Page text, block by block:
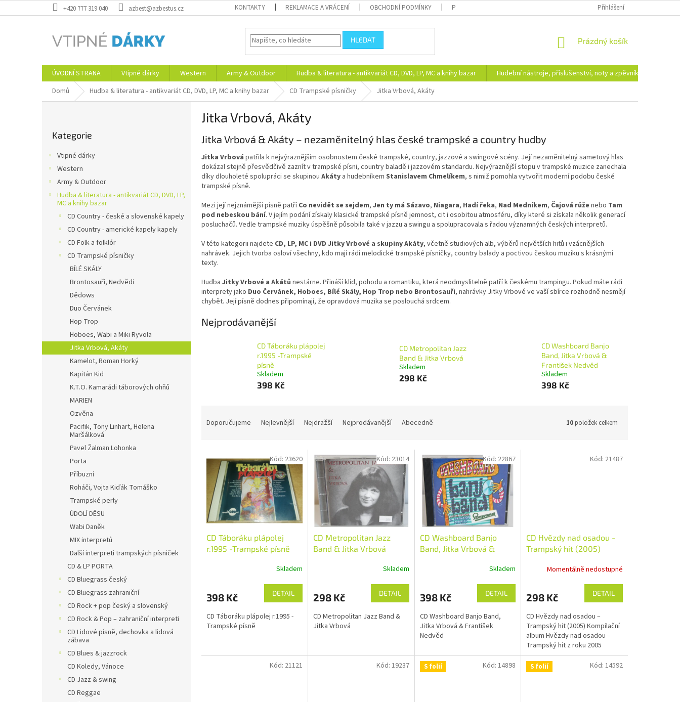
na
+420 777 319 040 azbest@azbestus.cz KONTAKTY REKLAMACE A VRÁCENÍ OBCHODNÍ PODMÍNKY PODMÍNKY OCHRANY OSOBNÍCH ÚDAJŮ DOPRAVA A PLATBA
Přihlášení
HLEDAT
NÁKUPNÍ
Prázdný košík
ÚVODNÍ STRANA Vtipné dárky Western Army & Outdoor Hudba & literatura - antikvariát CD, DVD, LP, MC a knihy bazar Hudební nástroje, příslušenství, noty a zpěvníky
Domů
Hudba & literatura - antikvariát CD, DVD, LP, MC a knihy bazar CD Trampské písničky Jitka Vrbová, Akáty
kategorie
Kategorie
Vtipné dárky
Western
Army & Outdoor
Hudba & literatura - antikvariát CD, DVD, LP,
MC a knihy bazar
CD Country - české a slovenské kapely
CD Country - americké kapely kapely
CD Folk a folklór
CD Trampské písničky
BÍLÉ SKÁLY
Brontosauři, Nedvědi
Dědows
Duo Červánek
Hop Trop
Hoboes, Wabi a Miki Ryvola
Jitka Vrbová, Akáty
Kamelot, Roman Horký
Kapitán Kid
K.T.O. Kamarádi táborových ohňů
MARIEN
Ozvěna
Pacifik, Tony Linhart, Helena
Maršálková
Pavel Žalman Lohonka
Porta
Příbuzní
Roháči, Vojta Kiďák Tomáško
Trampské perly
ÚDOLÍ DĚSU
Wabi Daněk
MIX interpretů
Další interpreti trampských písniček
CD & LP PORTA
CD Bluegrass český
CD Bluegrass zahraniční
CD Rock + pop český a slovenský
CD Rock & Pop – zahraniční interpreti
CD Lidové písně, dechovka a lidová
zábava
CD Blues & jazzrock
CD Koledy, Vánoce
CD Jazz & swing
CD Reggae
Jitka Vrbová, Akáty
Jitka Vrbová & Akáty – nezaměnitelný hlas české trampské a country hudby
Jitka Vrbová patřila k nejvýraznějším osobnostem české trampské, country, jazzové a swingové scény. Její nezaměnitelný sametový hlas
dokázal stejně přesvědčivě zaznít v trampské písni, country baladě i jazzovém standardu. Nejvýraznější stopu v trampské muzice zanechala
díky dlouholeté spolupráci se skupinou Akáty a hudebníkem Stanislavem Chmelíkem, s nimiž pomohla vytvořit moderní podobu české
trampské písně.
Mezi její nejznámější písně patříCo nevidět se sejdem, Jen ty má Sázavo, Niagara, Hadí řeka, Nad Medníkem, Čajová růže nebo Tam
pod nebeskou bání. V jejím podání získaly klasické trampské písně jemnost, cit i osobitou atmosféru, díky které si získala několik generací
posluchačů. Vedle trampské muziky úspěšně působila také v jazzu a swingu a spolupracovala s řadou významných českých interpretů.
V této kategorii najdete CD, LP, MC i DVD Jitky Vrbové a skupiny Akáty, včetně studiových alb, výběrů největších hitů i vzácnějších
nahrávek. Jejich tvorba osloví všechny, kdo mají rádi melodické trampské písničky, country balady a poctivou českou muziku s krásnými
texty.
Hudba Jitky Vrbové a Akátů nestárne. Přináší klid, pohodu a romantiku, která neodmyslitelně patří k českému trampingu. Pokud máte rádi
interprety jako Duo Červánek, Hoboes, Bílé Skály, Hop Trop nebo Brontosauři, nahrávky Jitky Vrbové ve vaší sbírce rozhodně nesmějí
chybět. Její písně dodnes připomínají, že opravdová muzika se poslouchá srdcem.
Nejprodávanější
CD Táboráku plápolej
r.1995 -Trampské
písně
Skladem
398 Kč
CD Metropolitan Jazz
Band & Jitka Vrbová
Skladem
298 Kč
CD Washboard Banjo
Band, Jitka Vrbová &
František Nedvěd
Skladem
398 Kč
n
p
Doporučujeme Nejlevnější Nejdražší Nejprodávanější Abecedně 10položek celkem
p
CD Táboráku plápolej
r.1995 -Trampské písně
Skladem
398 Kč DETAIL
CD Táboráku plápolej r.1995 -
Trampské písně
Kód: 23620
CD Metropolitan Jazz
Band & Jitka Vrbová
Skladem
298 Kč DETAIL
CD Metropolitan Jazz Band &
Jitka Vrbová
Kód: 23014
CD Washboard Banjo
Band, Jitka Vrbová &
Skladem
398 Kč DETAIL
CD Washboard Banjo Band,
Jitka Vrbová & František
Nedvěd
Kód: 22867
CD Hvězdy nad osadou -
Trampský hit (2005)
Momentálně nedostupné
298 Kč DETAIL
CD Hvězdy nad osadou –
Trampský hit (2005) Kompilační
album Hvězdy nad osadou –
Trampský hit z roku 2005
přináší výběr oblíbených
trampských písní v podání
známých českých...
Kód: 21487
Kód: 21121 Kód: 19237 S folií Kód:14898 S folií Kód: 14592